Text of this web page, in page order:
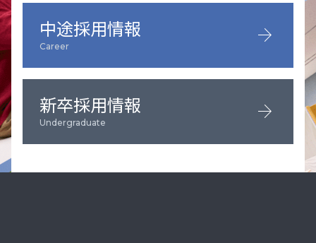
中途採用情報
Career arrow_forward
新卒採用情報
Undergraduate arrow_forward